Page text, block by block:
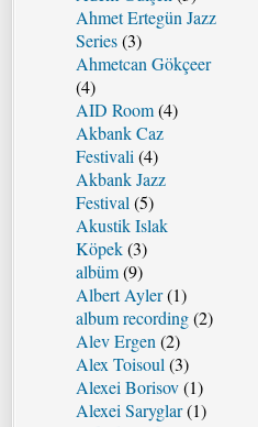
Ahmet Ertegün Jazz
Series(3)
Ahmetcan Gökçeer
(4)
AID Room(4)
Akbank Caz
Festivali (4)
Akbank Jazz
Festival (5)
Akustik Islak
Köpek(3)
albüm(9)
Albert Ayler(1)
album recording(2)
Alev Ergen (2)
Alex Toisoul (3)
Alexei Borisov(1)
Alexei Saryglar(1)